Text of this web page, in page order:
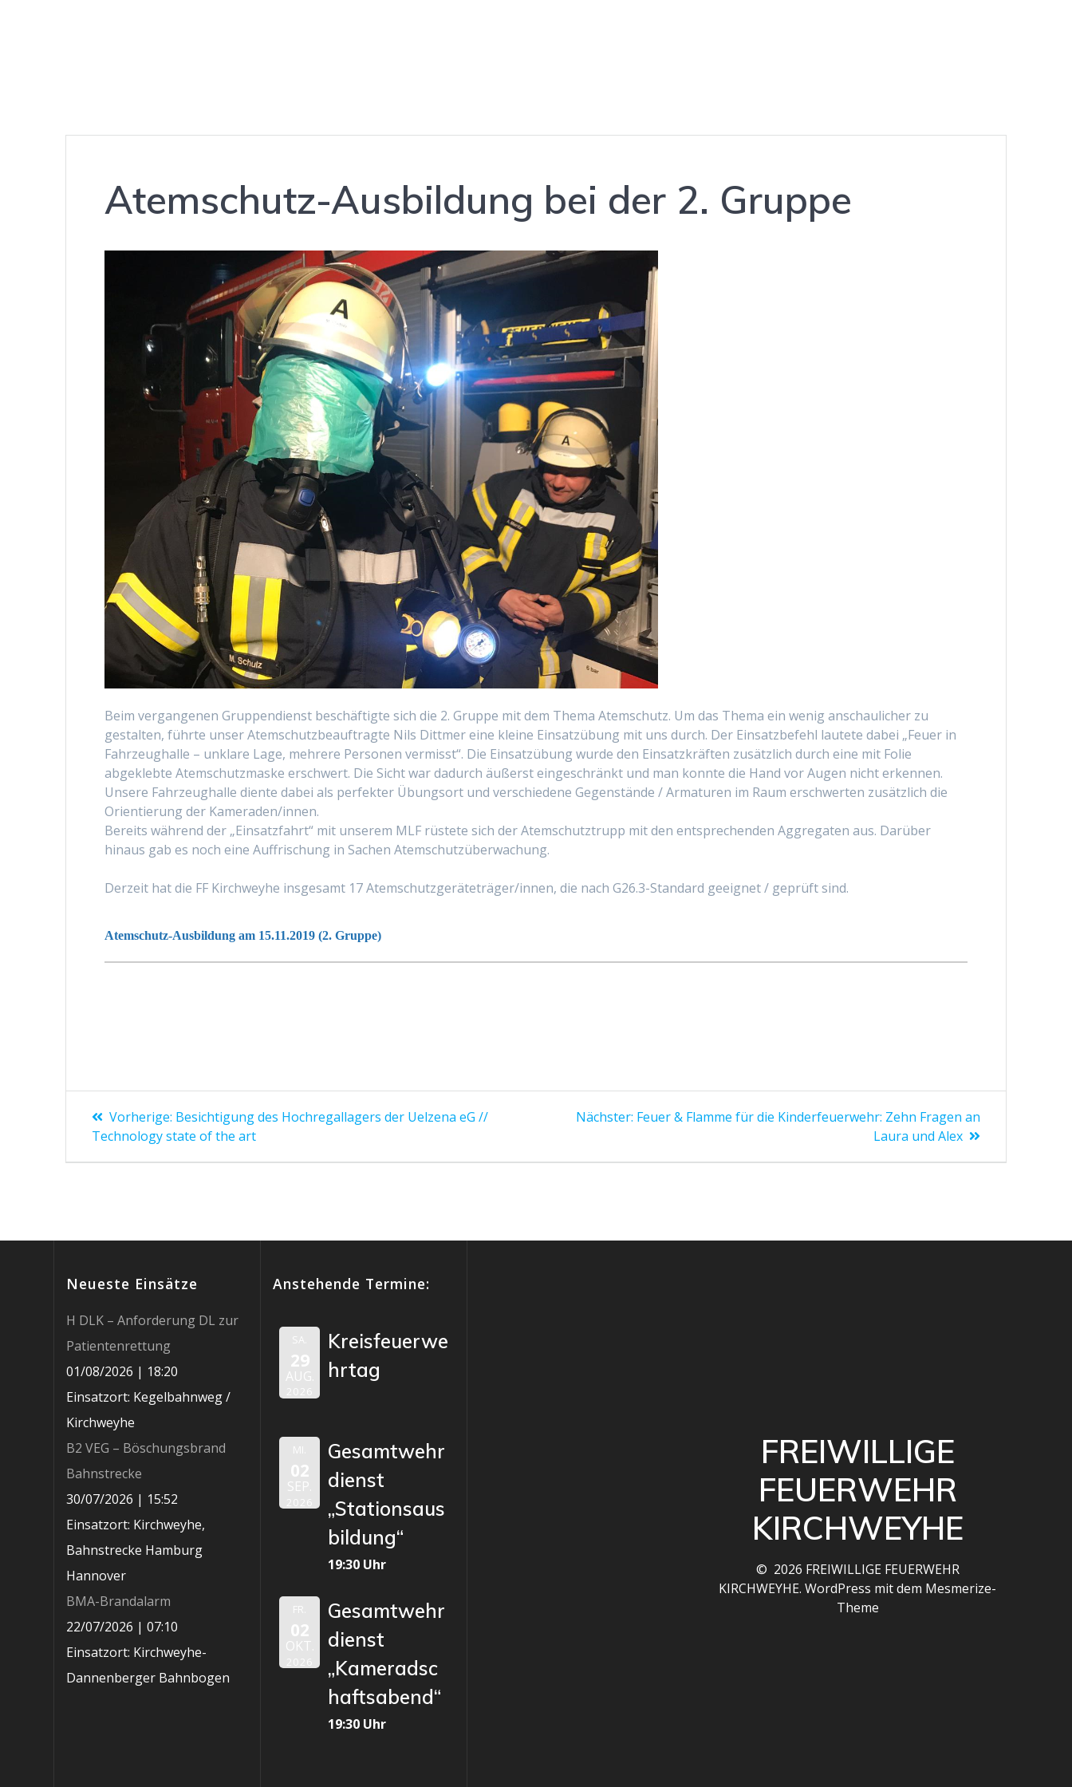
Atemschutz-Ausbildung bei der 2. Gruppe
Beim vergangenen Gruppendienst beschäftigte sich die 2. Gruppe mit dem Thema Atemschutz. Um das Thema ein wenig anschaulicher zu
gestalten, führte unser Atemschutzbeauftragte Nils Dittmer eine kleine Einsatzübung mit uns durch. Der Einsatzbefehl lautete dabei „Feuer in
Fahrzeughalle – unklare Lage, mehrere Personen vermisst“. Die Einsatzübung wurde den Einsatzkräften zusätzlich durch eine mit Folie
abgeklebte Atemschutzmaske erschwert. Die Sicht war dadurch äußerst eingeschränkt und man konnte die Hand vor Augen nicht erkennen.
Unsere Fahrzeughalle diente dabei als perfekter Übungsort und verschiedene Gegenstände / Armaturen im Raum erschwerten zusätzlich die
Orientierung der Kameraden/innen.
Bereits während der „Einsatzfahrt“ mit unserem MLF rüstete sich der Atemschutztrupp mit den entsprechenden Aggregaten aus. Darüber
hinaus gab es noch eine Auffrischung in Sachen Atemschutzüberwachung.
Derzeit hat die FF Kirchweyhe insgesamt 17 Atemschutzgeräteträger/innen, die nach G26.3-Standard geeignet / geprüft sind.
Atemschutz-Ausbildung am 15.11.2019 (2. Gruppe)
Beitragsnavigation
Vorherige: Vorheriger
Beitrag:
Besichtigung des Hochregallagers der Uelzena eG //
Technology state of the art
Nächster: Nächster
Feuer & Flamme für die Kinderfeuerwehr: Zehn Fragen an
Laura und Alex
Neueste Einsätze
H DLK – Anforderung DL zur
Patientenrettung
01/08/2026 | 18:20
Einsatzort: Kegelbahnweg /
Kirchweyhe
B2 VEG – Böschungsbrand
Bahnstrecke
30/07/2026 | 15:52
Einsatzort: Kirchweyhe,
Bahnstrecke Hamburg
Hannover
BMA-Brandalarm
22/07/2026 |07:10
Einsatzort: Kirchweyhe-
Dannenberger Bahnbogen
Anstehende Termine:
SA.
29
AUG.
2026
Kreisfeuerwe
hrtag
MI.
02
SEP.
2026
Gesamtwehr
dienst
„Stationsaus
bildung“
19:30 Uhr
FR.
02
OKT.
2026
Gesamtwehr
dienst
„Kameradsc
haftsabend“
19:30 Uhr
FREIWILLIGE
FEUERWEHR
KIRCHWEYHE
© 2026 FREIWILLIGE FEUERWEHR
KIRCHWEYHE. WordPress mit dem Mesmerize-
Theme